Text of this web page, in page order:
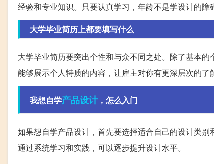
经验和专业知识。只要认真学习，年龄不是学设计的障
大学毕业简历上都要填写什么
大学毕业简历要突出个性和与众不同之处。除了基本
能够展示个人特质的内容，让雇主对你有更深层次的了
我想自学产品设计 ，怎么入门
如果想自学产品设计，首先要选择适合自己的设计类
通过系统学习和实践，可以逐步提升设计水平。